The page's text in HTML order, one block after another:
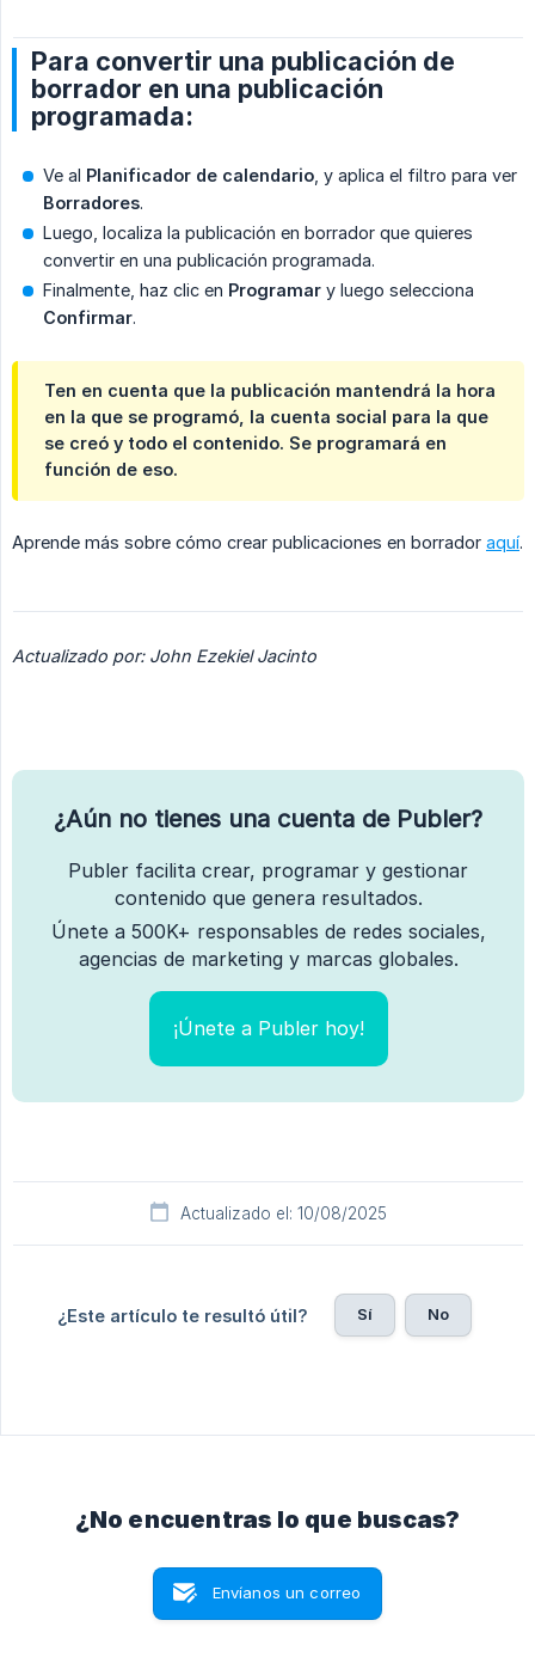
Para convertir una publicación de
borrador en una publicación
programada:
Ve al Planificador de calendario , y aplica el filtro para ver
Borradores.
Luego, localiza la publicación en borrador que quieres
convertir en una publicación programada.
Finalmente, haz clic en Programar y luego selecciona
Confirmar.
Ten en cuenta que la publicación mantendrá la hora
en la que se programó, la cuenta social para la que
se creó y todo el contenido. Se programará en
función de eso.
Aprende más sobre cómo crear publicaciones en borrador aquí.
Actualizado por: John Ezekiel Jacinto
¿Aún no tienes una cuenta de Publer?
Publer facilita crear, programar y gestionar
contenido que genera resultados.
Únete a 500K+ responsables de redes sociales,
agencias de marketing y marcas globales.
¡Únete a Publer hoy!
Actualizado el: 10/08/2025
¿Este artículo te resultó útil? Sí No
¿No encuentras lo que buscas?
Envíanos un correo